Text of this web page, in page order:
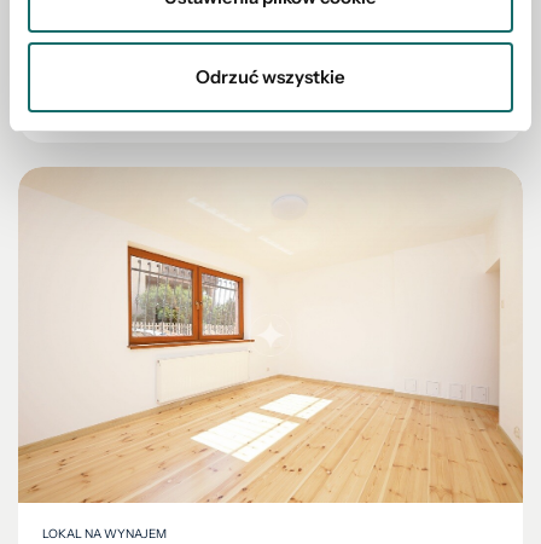
Odrzuć wszystkie
Puńców | 2233 m
149 000 PLN
LOKAL NA WYNAJEM